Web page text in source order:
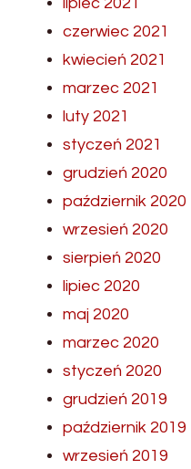
lipiec 2021
czerwiec 2021
kwiecień 2021
marzec 2021
luty 2021
styczeń 2021
grudzień 2020
październik 2020
wrzesień 2020
sierpień 2020
lipiec 2020
maj 2020
marzec 2020
styczeń 2020
grudzień 2019
październik 2019
wrzesień 2019